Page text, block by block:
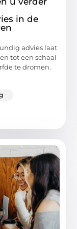
in de
advies laat
tot een schaal
te dromen.